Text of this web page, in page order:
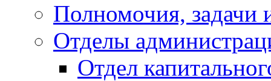
Полномочия, задачи
Отделы
Отдел